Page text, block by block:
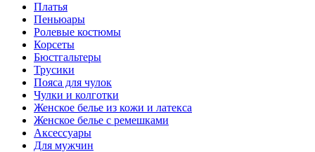
Платья
Пеньюары
Ролевые костюмы
Корсеты
Бюстгальтеры
Трусики
Пояса для чулок
Чулки и колготки
Женское белье из кожи и латекса
Женское белье с ремешками
Аксессуары
Для мужчин